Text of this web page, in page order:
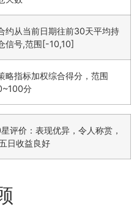
约从当前日期往前30天平均持
信号,范围[-10,10]
略指标加权综合得分，范围
分
评价：表现优异，令人称赏，
日收益良好